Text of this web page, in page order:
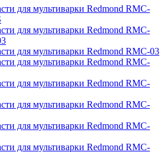
для мультиварки Redmond RMC-
для мультиварки Redmond RMC-
для мультиварки Redmond RMC-03
для мультиварки Redmond RMC-
для мультиварки Redmond RMC-
для мультиварки Redmond RMC-
для мультиварки Redmond RMC-
для мультиварки Redmond RMC-